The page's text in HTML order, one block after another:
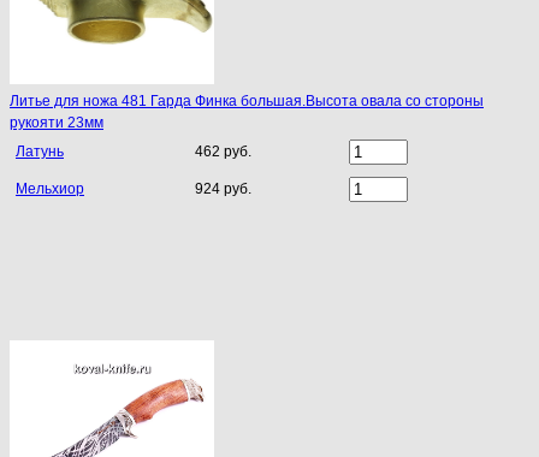
Литье для ножа 481 Гарда Финка большая.Высота овала со стороны
рукояти 23мм
Латунь
462 руб.
Мельхиор 924 руб.